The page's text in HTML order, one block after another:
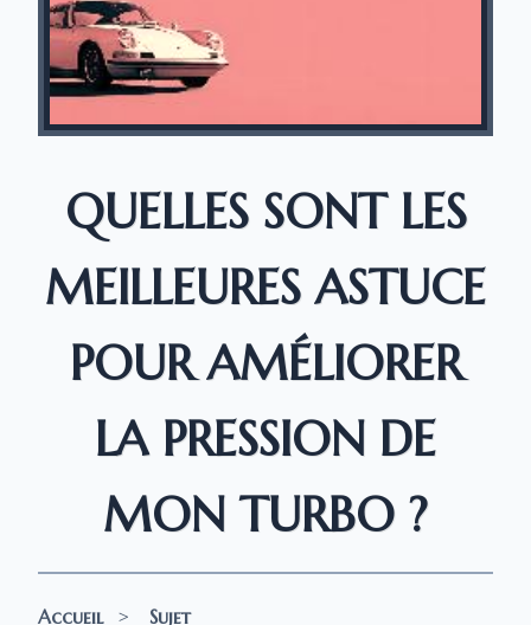
QUELLES SONT LES
MEILLEURES ASTUCE
POUR AMÉLIORER
LA PRESSION DE
MON TURBO ?
Accueil > Sujet